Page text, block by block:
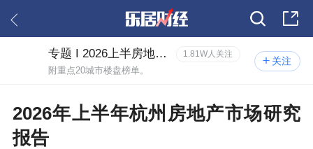
关注
专题 I 2026上半房地产市场研究报告 1.81W人关注
附重点20城市楼盘榜单。
2026年上半年杭州房地产市场研究
报告